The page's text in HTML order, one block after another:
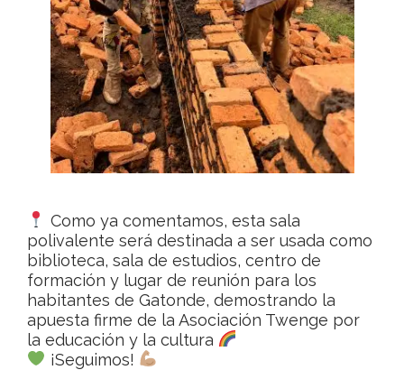
Como ya comentamos, esta sala
polivalente será destinada a ser usada como
biblioteca, sala de estudios, centro de
formación y lugar de reunión para los
habitantes de Gatonde, demostrando la
apuesta firme de la Asociación Twenge por
la educación y la cultura
¡Seguimos!